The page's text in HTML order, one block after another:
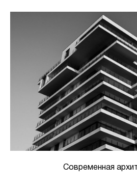
Современная